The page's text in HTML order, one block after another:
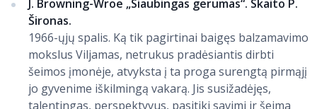
J. Browning-Wroe „Siaubingas gerumas“. Skaito P.
Šironas.
1966-ųjų spalis. Ką tik pagirtinai baigęs balzamavimo
mokslus Viljamas, netrukus pradėsiantis dirbti
šeimos įmonėje, atvyksta į ta proga surengtą pirmąjį
jo gyvenime iškilmingą vakarą. Jis susižadėjęs,
talentingas, perspektyvus, pasitiki savimi ir šeima